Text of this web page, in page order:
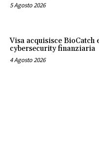
5 Agosto 2026
Visa acquisisce BioCatch
cybersecurity finanziaria
4 Agosto 2026